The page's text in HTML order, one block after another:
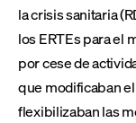
la crisis sanitaria
los ERTEs para el
por cese de
que modificaban
flexibilizaban las